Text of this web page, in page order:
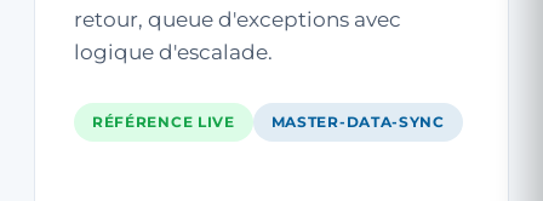
retour, queue d'exceptions avec
logique d'escalade.
RÉFÉRENCE LIVE MASTER-DATA-SYNC